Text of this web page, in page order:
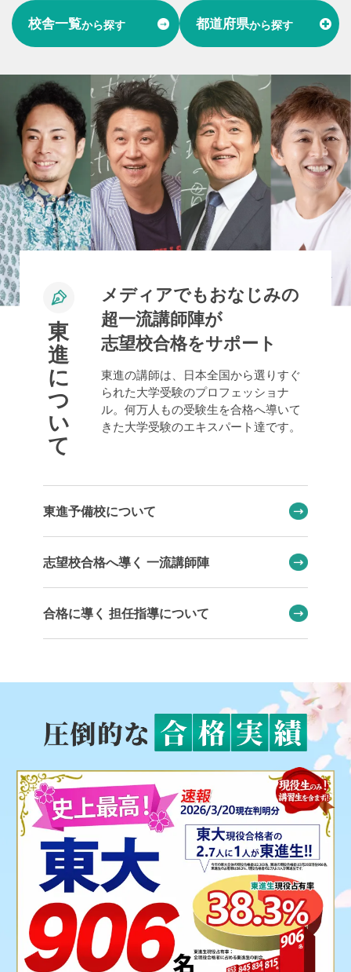
校舎一覧から探す 都道府県から探す
東海 愛知県 岐阜県
関西 大阪府 兵庫県
中国 山口県
九州 福岡県 熊本県 長崎県
東
進
に
つ
い
て
メディアでもおなじみの
超一流講師陣が
志望校合格をサポート
東進の講師は、日本全国から選りすぐ
られた大学受験のプロフェッショナ
ル。何万人もの受験生を合格へ導いて
きた大学受験のエキスパート達です。
東進予備校について
志望校合格へ導く 一流講師陣
合格に導く 担任指導について